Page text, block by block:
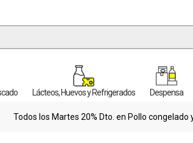
Lácteos, Huevos y Refrigerados Despensa
Todos los Martes 20% Dto. en Pollo congelado